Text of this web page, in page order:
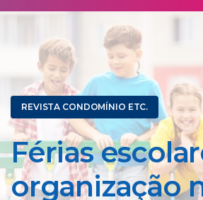
REVISTA CONDOMÍNIO ETC.
Férias
organização